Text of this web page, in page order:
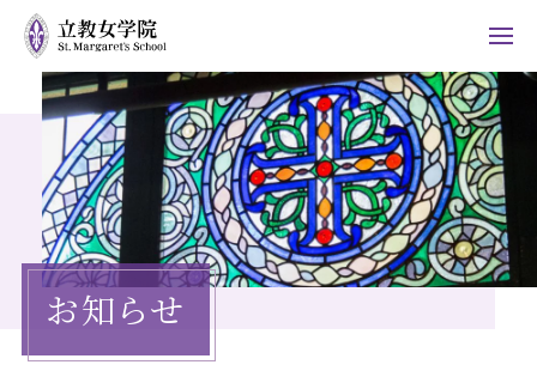
ホーム
学院について
施設紹介
ご支援のお願い（ご寄付）
書籍・CDのご案内
お知らせ